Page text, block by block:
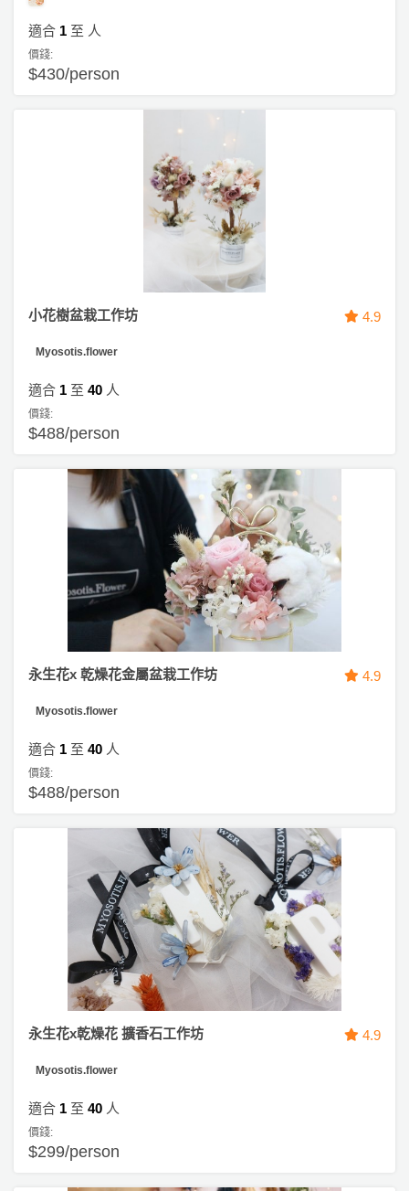
適合 1 至 人
價錢:
$430/person
小花樹盆栽工作坊 4.9
Myosotis.flower
適合 1 至 40 人
價錢:
$488/person
永生花x 乾燥花金屬盆栽工作坊 4.9
Myosotis.flower
適合 1 至 40 人
價錢:
$488/person
永生花x乾燥花 擴香石工作坊 4.9
Myosotis.flower
適合 1 至 40 人
價錢:
$299/person